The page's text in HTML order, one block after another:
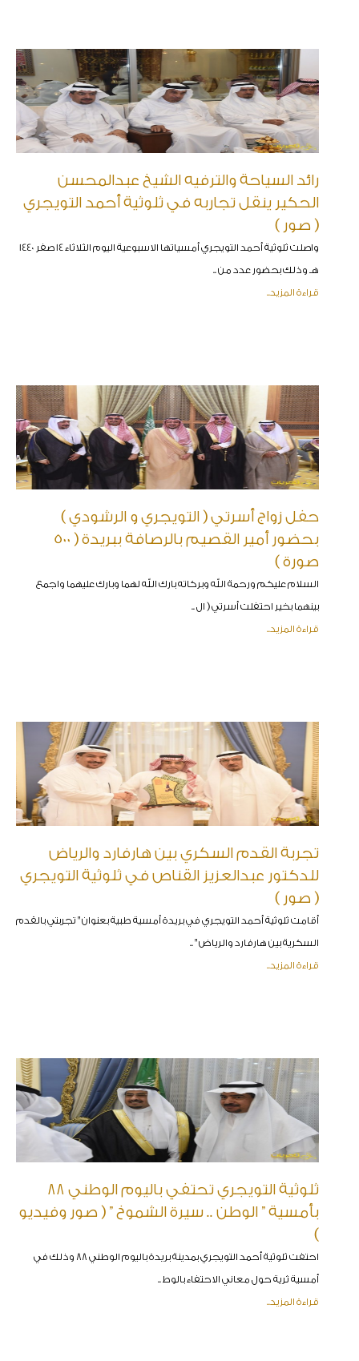
رائد السياحة والترفيه الشيخ عبدالمحسن
الحكير ينقل تجاربه في ثلوثية أحمد التويجري
( صور )
واصلت ثلوثية أحمد التويجري أمسياتها الاسبوعية اليوم الثلاثاء 14 صفر 1440
هـ وذلك بحضور عدد من ..
قراءة المزيد..
حفل زواج أسرتي ( التويجري و الرشودي )
بحضور أمير القصيم بالرصافة ببريدة ( 500
صورة )
السلام عليكم ورحمة الله وبركاته بارك الله لهما وبارك عليهما واجمع
بينهما بخير احتفلت أسرتي ( ال ..
قراءة المزيد..
تجربة القدم السكري بين هارفارد والرياض
للدكتور عبدالعزيز القناص في ثلوثية التويجري
( صور )
أقامت ثلوثية أحمد التويجري في بريدة أمسية طبية بعنوان " تجربتي بالقدم
السكرية بين هارفارد والرياض " ..
قراءة المزيد..
ثلوثية التويجري تحتفي باليوم الوطني 88
بأمسية ” الوطن .. سيرة الشموخ ” ( صور وفيديو
)
احتفت ثلوثية أحمد التويجري بمدينة بريدة باليوم الوطني 88 وذلك في
أمسية ثرية حول معاني الاحتفاء بالوط ..
قراءة المزيد..